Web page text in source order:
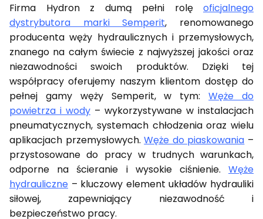
Firma Hydron z dumą pełni rolę oficjalnego
dystrybutora marki Semperit, renomowanego
producenta węży hydraulicznych i przemysłowych,
znanego na całym świecie z najwyższej jakości oraz
niezawodności swoich produktów. Dzięki tej
współpracy oferujemy naszym klientom dostęp do
pełnej gamy węży Semperit, w tym:Węże do
powietrza i wody – wykorzystywane w instalacjach
pneumatycznych, systemach chłodzenia oraz wielu
aplikacjach przemysłowych.Węże do piaskowania –
przystosowane do pracy w trudnych warunkach,
odporne na ścieranie i wysokie ciśnienie. Węże
hydrauliczne – kluczowy element układów hydrauliki
siłowej, zapewniający niezawodność i
bezpieczeństwo pracy.